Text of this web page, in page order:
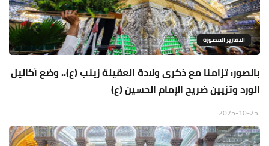
التقارير المصورة
بالصور: تزامنا مع ذكرى ولادة العقيلة زينب (ع).. وضع أكاليل
الورد وتزيين ضريح الإمام الحسين (ع)